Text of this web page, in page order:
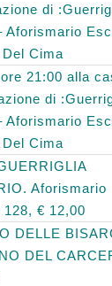
di
Aforismario
Cima
21:00 alla
di
Aforismario
Cima
Aforismario
€ 12,00
DELLE
DEL